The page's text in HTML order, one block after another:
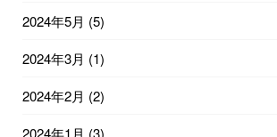
2024年5月 (5)
2024年3月 (1)
2024年2月 (2)